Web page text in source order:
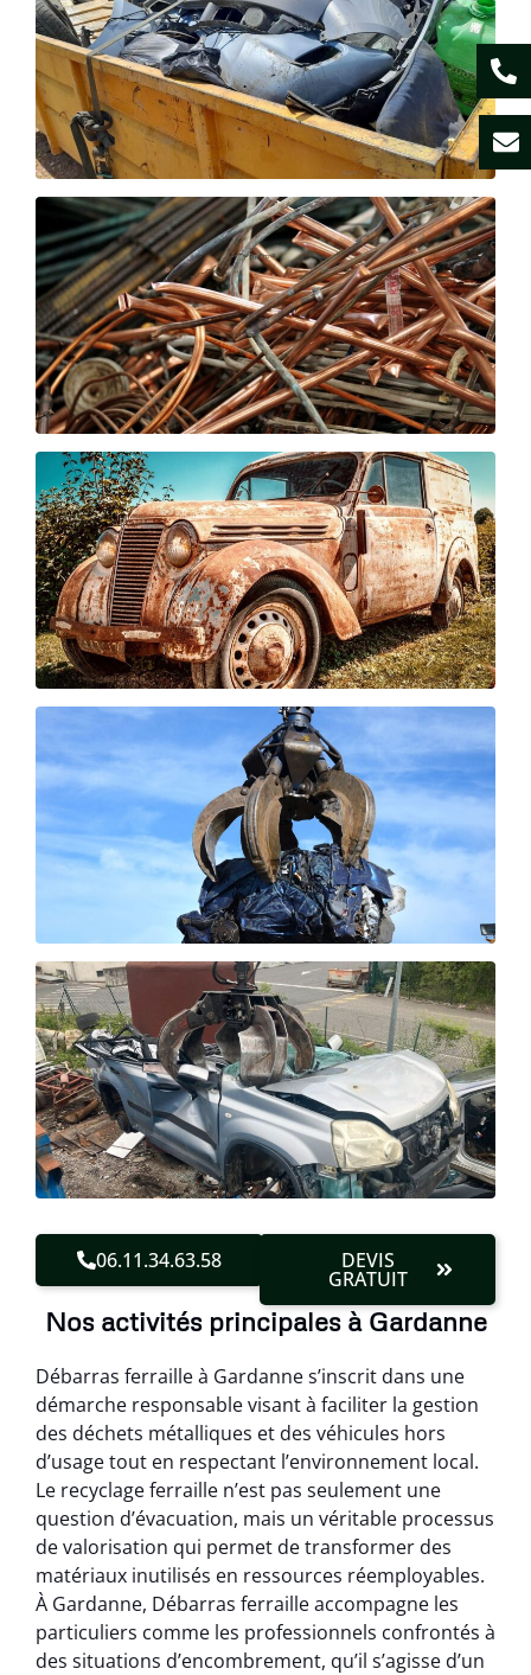
06.11.34.63.58 DEVIS
GRATUIT
Nos activités principales à Gardanne
Débarras ferraille à Gardanne s’inscrit dans une
démarche responsable visant à faciliter la gestion
des déchets métalliques et des véhicules hors
d’usage tout en respectant l’environnement local.
Le recyclage ferraille n’est pas seulement une
question d’évacuation, mais un véritable processus
de valorisation qui permet de transformer des
matériaux inutilisés en ressources réemployables.
À Gardanne, Débarras ferraille accompagne les
particuliers comme les professionnels confrontés à
des situations d’encombrement, qu’il s’agisse d’un